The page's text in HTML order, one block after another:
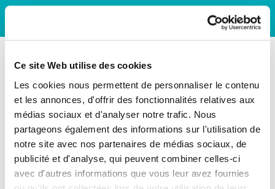
Ce site Web utilise des cookies
Les cookies nous permettent de personnaliser le contenu
et les annonces, d'offrir des fonctionnalités relatives aux
médias sociaux et d'analyser notre trafic. Nous
partageons également des informations sur l'utilisation de
notre site avec nos partenaires de médias sociaux, de
publicité et d'analyse, qui peuvent combiner celles-ci
avec d'autres informations que vous leur avez fournies